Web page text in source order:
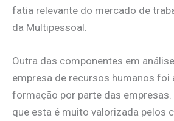
fatia relevante do mercado de
da Multipessoal.
Outra das componentes em
empresa de recursos humanos foi
formação por parte das
que esta é muito valorizada pelos